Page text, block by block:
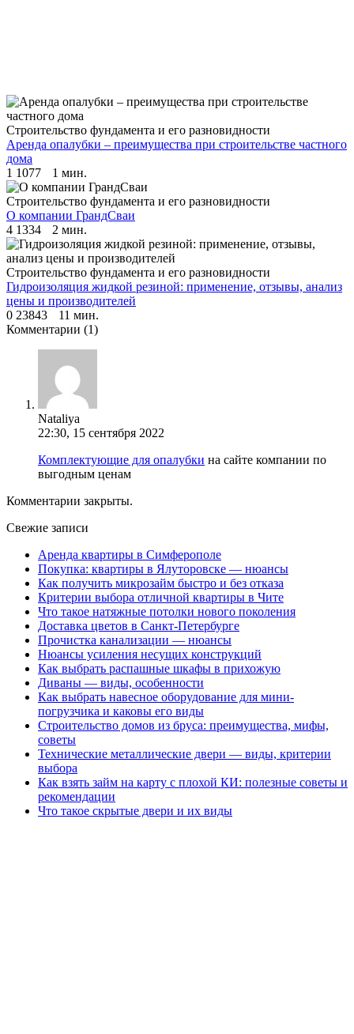
Строительство фундамента и его разновидности
Аренда опалубки – преимущества при строительстве частного
дома
1 1077 1 мин.
Строительство фундамента и его разновидности
О компании ГрандСваи
4 1334 2 мин.
Строительство фундамента и его разновидности
Гидроизоляция жидкой резиной: применение, отзывы, анализ
цены и производителей
0 23843
11 мин.
Комментарии (1)
Nataliya
22:30, 15 сентября 2022
Комплектующие для опалубки на сайте компании по
выгодным ценам
Комментарии закрыты.
Свежие записи
Аренда квартиры в Симферополе
Покупка: квартиры в Ялуторовске — нюансы
Как получить микрозайм быстро и без отказа
Критерии выбора отличной квартиры в Чите
Что такое натяжные потолки нового поколения
Доставка цветов в Санкт-Петербурге
Прочистка канализации — нюансы
Нюансы усиления несущих конструкций
Как выбрать распашные шкафы в прихожую
Диваны — виды, особенности
Как выбрать навесное оборудование для мини-
погрузчика и каковы его виды
Строительство домов из бруса: преимущества, мифы,
советы
Технические металлические двери — виды, критерии
выбора
Как взять займ на карту с плохой КИ: полезные советы и
рекомендации
Что такое скрытые двери и их виды